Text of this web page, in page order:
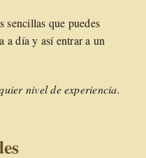
sencillas que puedes
a día y así entrar a un
nivel de experiencia.